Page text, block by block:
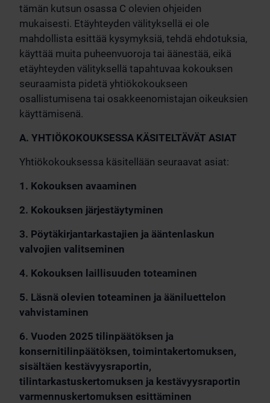
tämän kutsun osassa C olevien ohjeiden
mukaisesti. Etäyhteyden välityksellä ei ole
mahdollista esittää kysymyksiä, tehdä ehdotuksia,
käyttää muita puheenvuoroja tai äänestää, eikä
etäyhteyden välityksellä tapahtuvaa kokouksen
seuraamista pidetä yhtiökokoukseen
osallistumisena tai osakkeenomistajan oikeuksien
käyttämisenä.
A. YHTIÖKOKOUKSESSA KÄSITELTÄVÄT ASIAT
Yhtiökokouksessa käsitellään seuraavat asiat:
1. Kokouksen avaaminen
2. Kokouksen järjestäytyminen
3. Pöytäkirjantarkastajien ja ääntenlaskun
valvojien valitseminen
4. Kokouksen laillisuuden toteaminen
5. Läsnä olevien toteaminen ja ääniluettelon
vahvistaminen
6. Vuoden 2025 tilinpäätöksen ja
konsernitilinpäätöksen, toimintakertomuksen,
sisältäen kestävyysraportin,
tilintarkastuskertomuksen ja kestävyysraportin
varmennuskertomuksen esittäminen